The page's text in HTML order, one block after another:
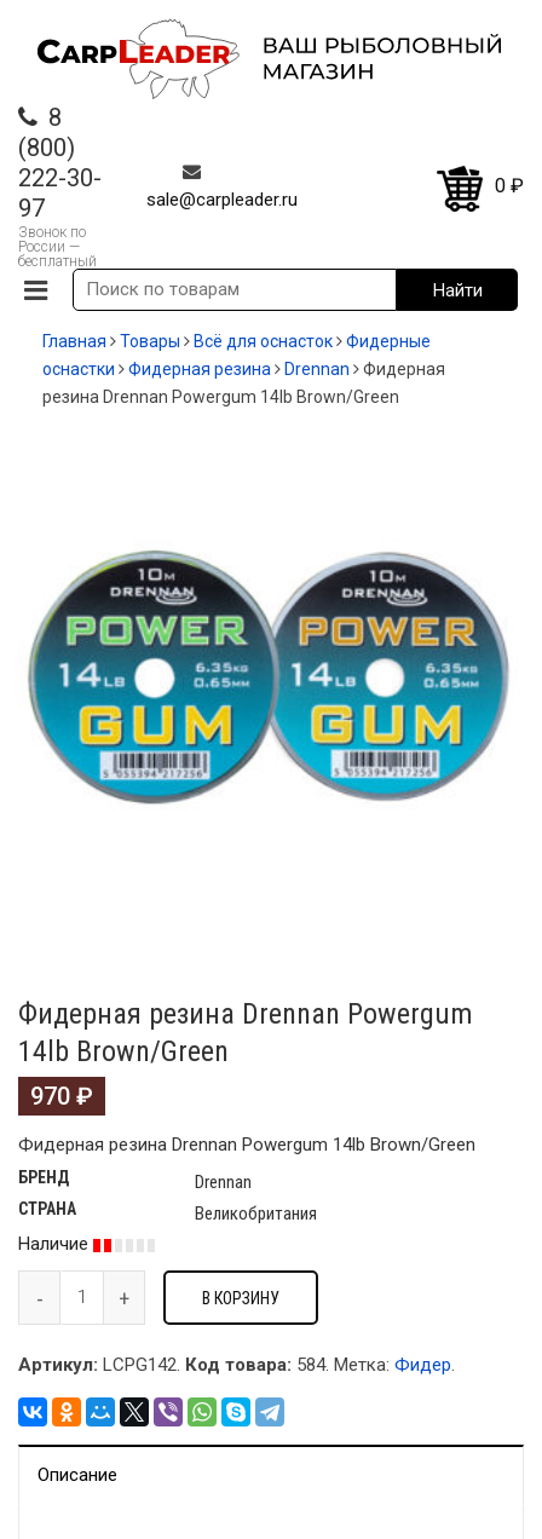
8
(800)
222-30-
97
Звонок по
России —
бесплатный
sale@carpleader.ru
0 ₽
Главная Товары Всё для оснасток
Фидерные
оснастки
Фидерная резина Drennan
Фидерная
резина Drennan Powergum 14lb Brown/Green
Фидерная резина Drennan Powergum
14lb Brown/Green
970 ₽
Фидерная резина Drennan Powergum 14lb Brown/Green
БРЕНД Drennan
СТРАНА
Великобритания
Наличие
В КОРЗИНУ
Артикул: LCPG142. Код товара: 584. Метка: Фидер.
Описание